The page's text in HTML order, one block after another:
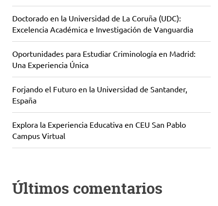
Doctorado en la Universidad de La Coruña (UDC):
Excelencia Académica e Investigación de Vanguardia
Oportunidades para Estudiar Criminología en Madrid:
Una Experiencia Única
Forjando el Futuro en la Universidad de Santander,
España
Explora la Experiencia Educativa en CEU San Pablo
Campus Virtual
Últimos comentarios